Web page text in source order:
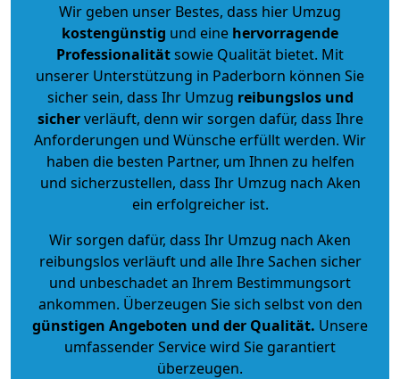
Wir geben unser Bestes, dass hier Umzug
kostengünstig und eine hervorragende
Professionalitätsowie Qualität bietet. Mit
unserer Unterstützung in Paderborn können Sie
sicher sein, dass Ihr Umzug reibungslos und
sicherverläuft, denn wir sorgen dafür, dass Ihre
Anforderungen und Wünsche erfüllt werden. Wir
haben die besten Partner, um Ihnen zu helfen
und sicherzustellen, dass Ihr Umzug nach Aken
ein erfolgreicher ist.
Wir sorgen dafür, dass Ihr Umzug nach Aken
reibungslos verläuft und alle Ihre Sachen sicher
und unbeschadet an Ihrem Bestimmungsort
ankommen. Überzeugen Sie sich selbst von den
günstigen Angeboten und der Qualität. Unsere
umfassender Service wird Sie garantiert
überzeugen.